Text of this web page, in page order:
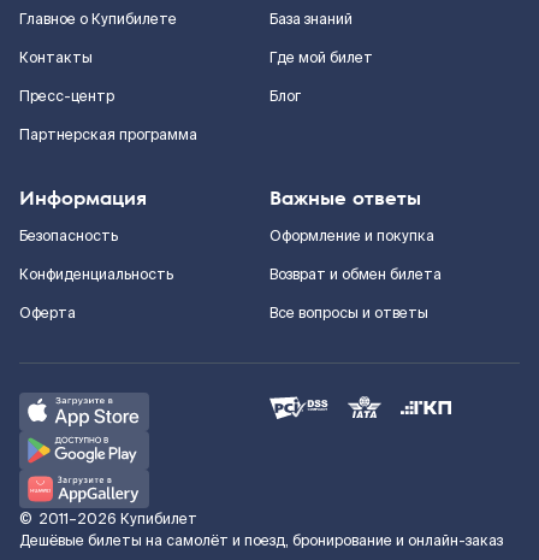
Главное о Купибилете
Контакты
Пресс-центр
Партнерская программа
База знаний
Где мой билет
Блог
Информация
Безопасность
Конфиденциальность
Оферта
Важные ответы
Оформление и покупка
Возврат и обмен билета
Все вопросы и ответы
© 2011–2026 Купибилет
Дешёвые билеты на самолёт и поезд, бронирование и онлайн-заказ